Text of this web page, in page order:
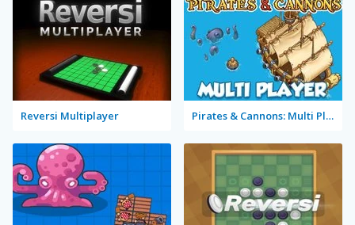
Reversi Multiplayer Pirates & Cannons: Multi Player